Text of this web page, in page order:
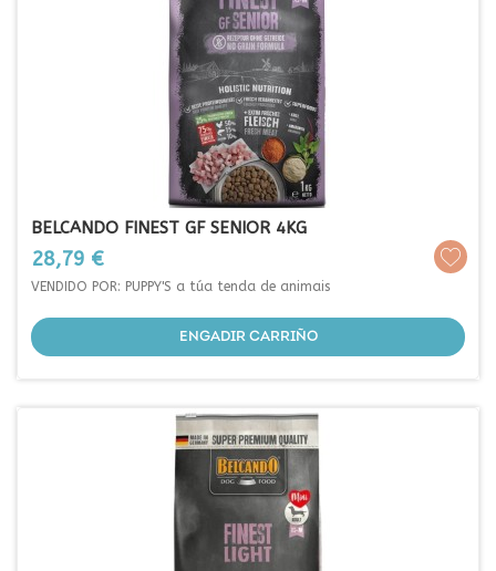
BELCANDO FINEST GF SENIOR 4KG
Prezo
28,79 €
VENDIDO POR: PUPPY'S a túa tenda de animais
ENGADIR CARRIÑO